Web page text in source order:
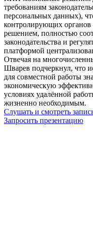
требованиям
персональных данных),
контролирующих
решением, полностью
законодательства и
платформой
Отвечая на
Шварев подчеркнул, что
для совместной работы
экономическую
условиях удалённой
жизненно необходимым.
Слушать и смотреть
Запросить презентацию